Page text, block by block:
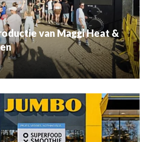
van Maggi Heat &